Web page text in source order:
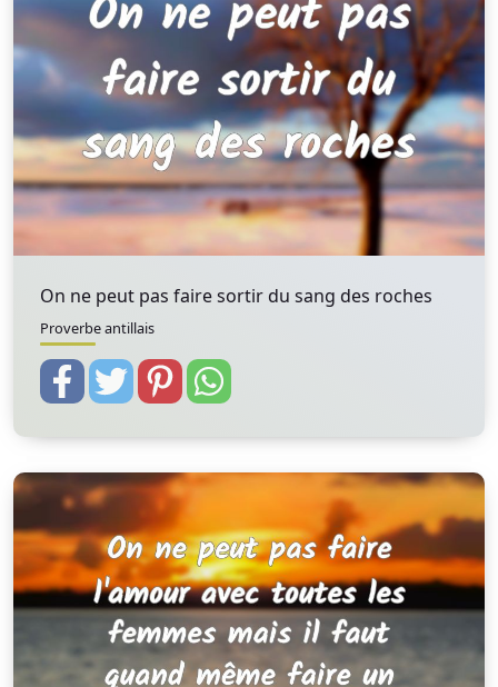
On ne peut pas faire sortir du sang des roches
Proverbe antillais